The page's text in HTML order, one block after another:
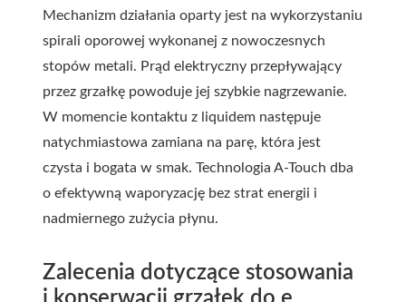
Mechanizm działania oparty jest na wykorzystaniu
spirali oporowej wykonanej z nowoczesnych
stopów metali. Prąd elektryczny przepływający
przez grzałkę powoduje jej szybkie nagrzewanie.
W momencie kontaktu z liquidem następuje
natychmiastowa zamiana na parę, która jest
czysta i bogata w smak. Technologia A-Touch dba
o efektywną waporyzację bez strat energii i
nadmiernego zużycia płynu.
Zalecenia dotyczące stosowania